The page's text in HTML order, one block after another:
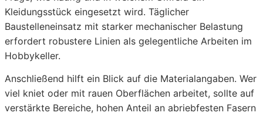
Kleidungsstück eingesetzt wird. Täglicher
Baustelleneinsatz mit starker mechanischer Belastung
erfordert robustere Linien als gelegentliche Arbeiten im
Hobbykeller.
Anschließend hilft ein Blick auf die Materialangaben. Wer
viel kniet oder mit rauen Oberflächen arbeitet, sollte auf
verstärkte Bereiche, hohen Anteil an abriebfesten Fasern